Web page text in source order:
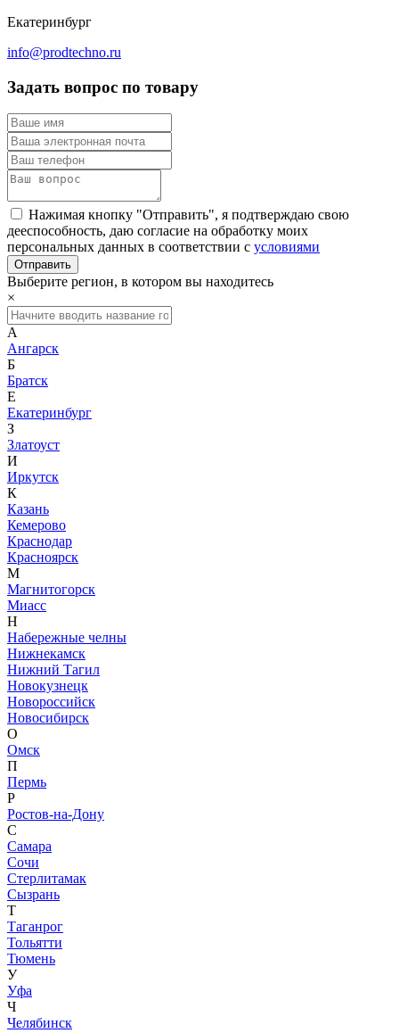
Екатеринбург
info@prodtechno.ru
Задать вопрос по товару
Нажимая кнопку "Отправить", я подтверждаю свою
дееспособность, даю согласие на обработку моих
персональных данных в соответствии с условиями
Выберите регион, в котором вы находитесь
×
А
Ангарск
Б
Братск
Е
Екатеринбург
З
Златоуст
И
Иркутск
К
Казань
Кемерово
Краснодар
Красноярск
М
Магнитогорск
Миасс
Н
Набережные челны
Нижнекамск
Нижний Тагил
Новокузнецк
Новороссийск
Новосибирск
О
Омск
П
Пермь
Р
Ростов-на-Дону
С
Самара
Сочи
Стерлитамак
Сызрань
Т
Таганрог
Тольятти
Тюмень
У
Уфа
Ч
Челябинск